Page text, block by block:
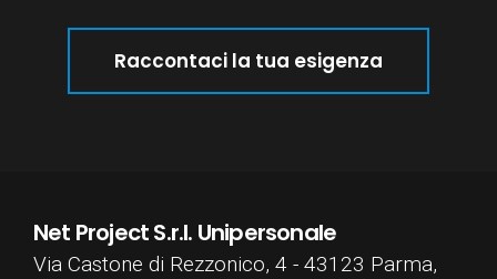
Raccontaci la tua esigenza
Net Project S.r.l. Unipersonale
Via Castone di Rezzonico, 4 - 43123 Parma,